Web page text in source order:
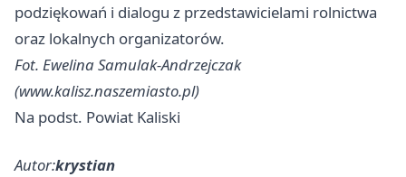
podziękowań i dialogu z przedstawicielami rolnictwa
oraz lokalnych organizatorów.
Fot. Ewelina Samulak-Andrzejczak
(www.kalisz.naszemiasto.pl)
Na podst. Powiat Kaliski
Autor:krystian